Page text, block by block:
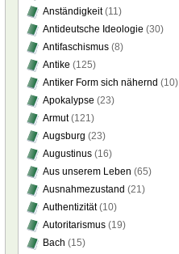
Anständigkeit(11)
Antideutsche Ideologie (30)
Antifaschismus (8)
Antike (125)
Antiker Form sich nähernd (10)
Apokalypse (23)
Armut(121)
Augsburg (23)
Augustinus (16)
Aus unserem Leben (65)
Ausnahmezustand (21)
Authentizität(10)
Autoritarismus (19)
Bach (15)